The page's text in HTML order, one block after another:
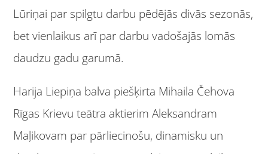
Lūriņai par spilgtu darbu pēdējās divās sezonās,
bet vienlaikus arī par darbu vadošajās lomās
daudzu gadu garumā.
Harija Liepiņa balva piešķirta Mihaila Čehova
Rīgas Krievu teātra aktierim Aleksandram
Maļikovam par pārliecinošu, dinamisku un